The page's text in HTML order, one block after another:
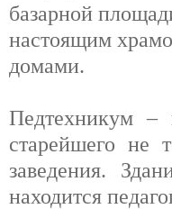
базарной
настоящим
домами.
Педтехникум –
старейшего не
заведения.
находится